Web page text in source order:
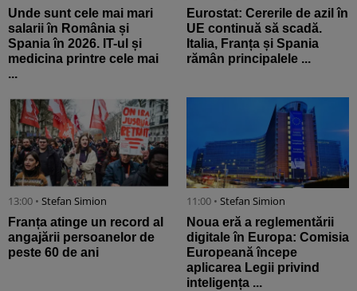
Unde sunt cele mai mari
salarii în România și
Spania în 2026. IT-ul și
medicina printre cele mai
...
Eurostat: Cererile de azil în
UE continuă să scadă.
Italia, Franța și Spania
rămân principalele ...
13:00 • Stefan Simion
Franța atinge un record al
angajării persoanelor de
peste 60 de ani
11:00 • Stefan Simion
Noua eră a reglementării
digitale în Europa: Comisia
Europeană începe
aplicarea Legii privind
inteligența ...